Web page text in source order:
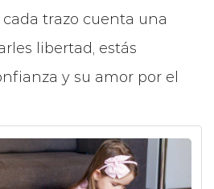
cada trazo cuenta una
libertad, estás
y su amor por el